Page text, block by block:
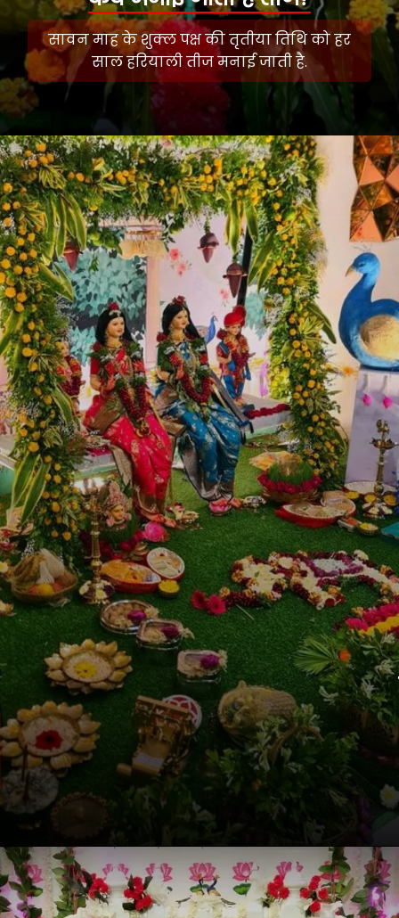
हरियाली तीज का उद्देश्य?
सुहागन महिलाएं अपने पति की लंबी उम्र के लिए
व्रत रखती हैं. इस दौरान वह कुंवारी लड़कियां अच्छे
वर की कामना करती हैं.